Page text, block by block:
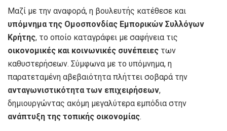
Μαζί με την αναφορά, η βουλευτής κατέθεσε και
υπόμνημα της Ομοσπονδίας Εμπορικών Συλλόγων
Κρήτης, το οποίο καταγράφει με σαφήνεια τις
οικονομικές και κοινωνικές συνέπειες των
καθυστερήσεων. Σύμφωνα με το υπόμνημα, η
παρατεταμένη αβεβαιότητα πλήττει σοβαρά την
ανταγωνιστικότητα των επιχειρήσεων,
δημιουργώντας ακόμη μεγαλύτερα εμπόδια στην
ανάπτυξη της τοπικής οικονομίας.